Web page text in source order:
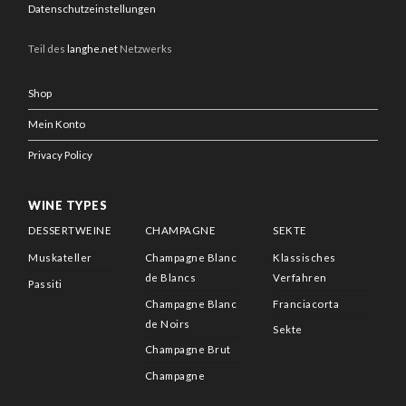
Datenschutzeinstellungen
Teil deslanghe.net Netzwerks
Shop
Mein Konto
Privacy Policy
WINE TYPES
DESSERTWEINE
Muskateller
Passiti
CHAMPAGNE
Champagne Blanc
de Blancs
Champagne Blanc
de Noirs
Champagne Brut
Champagne
SEKTE
Klassisches
Verfahren
Franciacorta
Sekte